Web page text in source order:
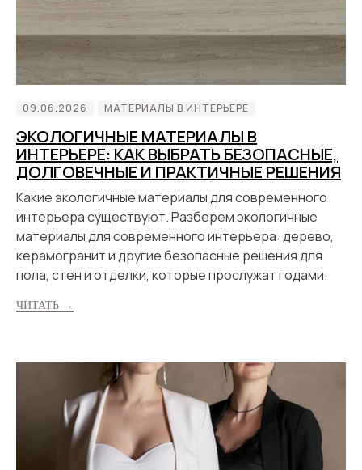
09.06.2026 МАТЕРИАЛЫ В ИНТЕРЬЕРЕ
ЭКОЛОГИЧНЫЕ МАТЕРИАЛЫ В
ИНТЕРЬЕРЕ: КАК ВЫБРАТЬ БЕЗОПАСНЫЕ,
ДОЛГОВЕЧНЫЕ И ПРАКТИЧНЫЕ РЕШЕНИЯ
Какие экологичные материалы для современного
интерьера существуют. Разберем экологичные
материалы для современного интерьера: дерево,
керамогранит и другие безопасные решения для
пола, стен и отделки, которые прослужат годами.
ЧИТАТЬ →